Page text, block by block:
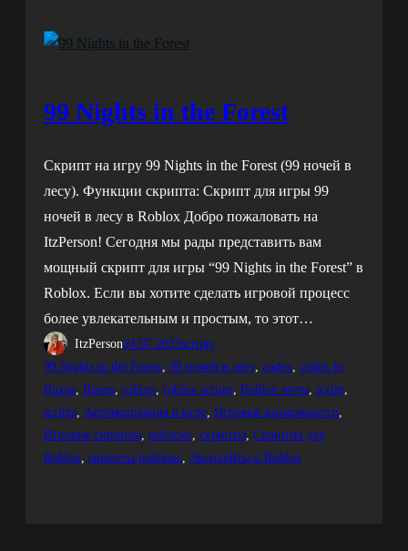
99 Nights in the Forest
Скрипт на игру 99 Nights in the Forest (99 ночей в
лесу). Функции скрипта: Скрипт для игры 99
ночей в лесу в Roblox Добро пожаловать на
ItzPerson! Сегодня мы рады представить вам
мощный скрипт для игры “99 Nights in the Forest” в
Roblox. Если вы хотите сделать игровой процесс
более увлекательным и простым, то этот…
ItzPerson24.07.2025scripts
99 Nights in the Forest, 99 ночей в лесу, codex, codex to
fluxus, fluxus, roblox, roblox scripts, Roblox читы, script
scripts, Автоматизация в игре, Игровые возможности
Игровые скрипты, роблокс, скрипты, Скрипты для
Roblox, скрипты роблокс, Эксплойты в Roblox